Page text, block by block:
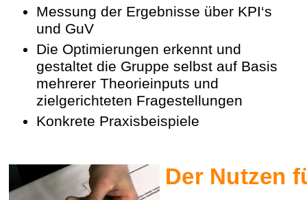
Messung der Ergebnisse über KPI‘s
und GuV
Die Optimierungen erkennt und
gestaltet die Gruppe selbst auf Basis
mehrerer Theorieinputs und
zielgerichteten Fragestellungen
Konkrete Praxisbeispiele
Der Nutzen